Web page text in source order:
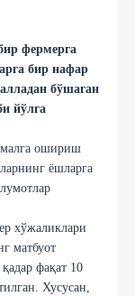
фермерга
бир нафар
бўшаган
йўлга
ошириш
ёшларга
хўжаликлари
матбуот
фақат 10
Хусусан,